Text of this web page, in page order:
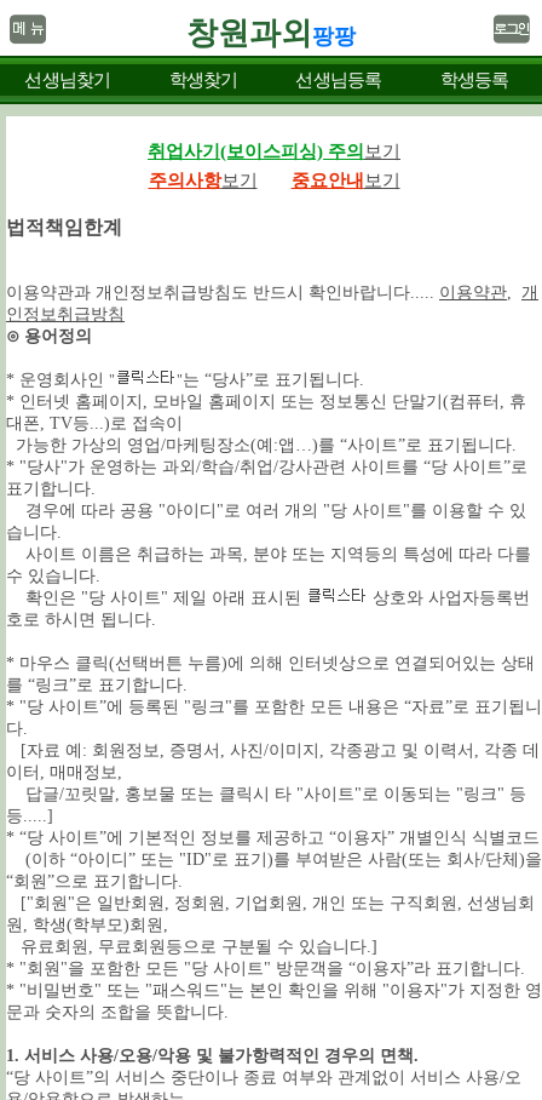
창원과외 팡팡
선생님찾기 학생찾기 선생님등록 학생등록
취업사기(보이스피싱) 주의 보기
주의사항보기 중요안내 보기
법적책임한계
이용약관과 개인정보취급방침도 반드시 확인바랍니다..... 이용약관, 개
인정보취급방침
⊙ 용어정의
* 운영회사인 " "는 “당사”로 표기됩니다.
* 인터넷 홈페이지, 모바일 홈페이지 또는 정보통신 단말기(컴퓨터, 휴
대폰, TV등...)로 접속이
가능한 가상의 영업/마케팅장소(예:앱…)를 “사이트”로 표기됩니다.
* "당사"가 운영하는 과외/학습/취업/강사관련 사이트를 “당 사이트”로
표기합니다.
경우에 따라 공용 "아이디"로 여러 개의 "당 사이트"를 이용할 수 있
습니다.
사이트 이름은 취급하는 과목, 분야 또는 지역등의 특성에 따라 다를
수 있습니다.
확인은 "당 사이트" 제일 아래 표시된
상호와 사업자등록번
호로 하시면 됩니다.
* 마우스 클릭(선택버튼 누름)에 의해 인터넷상으로 연결되어있는 상태
를 “링크”로 표기합니다.
* "당 사이트”에 등록된 "링크"를 포함한 모든 내용은 “자료”로 표기됩니
다.
[자료 예: 회원정보, 증명서, 사진/이미지, 각종광고 및 이력서, 각종 데
이터, 매매정보,
답글/꼬릿말, 홍보물 또는 클릭시 타 "사이트"로 이동되는 "링크" 등
등.....]
* “당 사이트”에 기본적인 정보를 제공하고 “이용자” 개별인식 식별코드
(이하 “아이디” 또는 "ID"로 표기)를 부여받은 사람(또는 회사/단체)을
“회원”으로 표기합니다.
["회원"은 일반회원, 정회원, 기업회원, 개인 또는 구직회원, 선생님회
원, 학생(학부모)회원,
유료회원, 무료회원등으로 구분될 수 있습니다.]
* "회원"을 포함한 모든 "당 사이트" 방문객을 “이용자”라 표기합니다.
* "비밀번호" 또는 "패스워드"는 본인 확인을 위해 "이용자"가 지정한 영
문과 숫자의 조합을 뜻합니다.
1. 서비스 사용/오용/악용 및 불가항력적인 경우의 면책.
“당 사이트”의 서비스 중단이나 종료 여부와 관계없이 서비스 사용/오